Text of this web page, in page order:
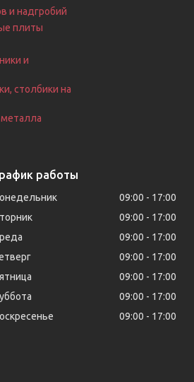
и надгробий
плиты
и
столбики на
работы
09:00
17:00
09:00
17:00
09:00
17:00
09:00
17:00
09:00
17:00
09:00
17:00
09:00 17:00